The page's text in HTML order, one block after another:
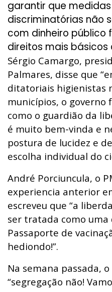
garantir que
discriminatórias não
com dinheiro público
direitos mais básicos
Sérgio Camargo,
Palmares, disse que
ditatoriais higienistas
municípios, o
como o guardião da
é muito bem-vinda e
postura de lucidez e
escolha individual do
André Porciuncula, o
experiencia anterior
escreveu que “a
ser tratada como
Passaporte de
hediondo!”.
Na semana passada, o
“segregação não!